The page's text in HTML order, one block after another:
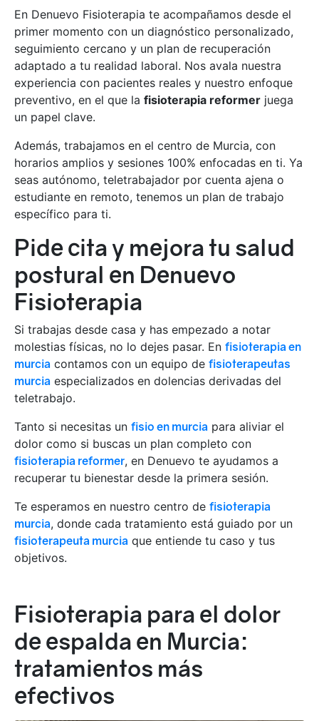
En Denuevo Fisioterapia te acompañamos desde el
primer momento con un diagnóstico personalizado,
seguimiento cercano y un plan de recuperación
adaptado a tu realidad laboral. Nos avala nuestra
experiencia con pacientes reales y nuestro enfoque
preventivo, en el que la fisioterapia reformer juega
un papel clave.
Además, trabajamos en el centro de Murcia, con
horarios amplios y sesiones 100% enfocadas en ti. Ya
seas autónomo, teletrabajador por cuenta ajena o
estudiante en remoto, tenemos un plan de trabajo
específico para ti.
Pide cita y mejora tu salud
postural en Denuevo
Fisioterapia
Si trabajas desde casa y has empezado a notar
molestias físicas, no lo dejes pasar. En fisioterapia en
murcia contamos con un equipo de fisioterapeutas
murcia especializados en dolencias derivadas del
teletrabajo.
Tanto si necesitas un fisio en murcia para aliviar el
dolor como si buscas un plan completo con
fisioterapia reformer, en Denuevo te ayudamos a
recuperar tu bienestar desde la primera sesión.
Te esperamos en nuestro centro de fisioterapia
murcia, donde cada tratamiento está guiado por un
fisioterapeuta murcia que entiende tu caso y tus
objetivos.
Fisioterapia para el dolor
de espalda en Murcia:
tratamientos más
efectivos